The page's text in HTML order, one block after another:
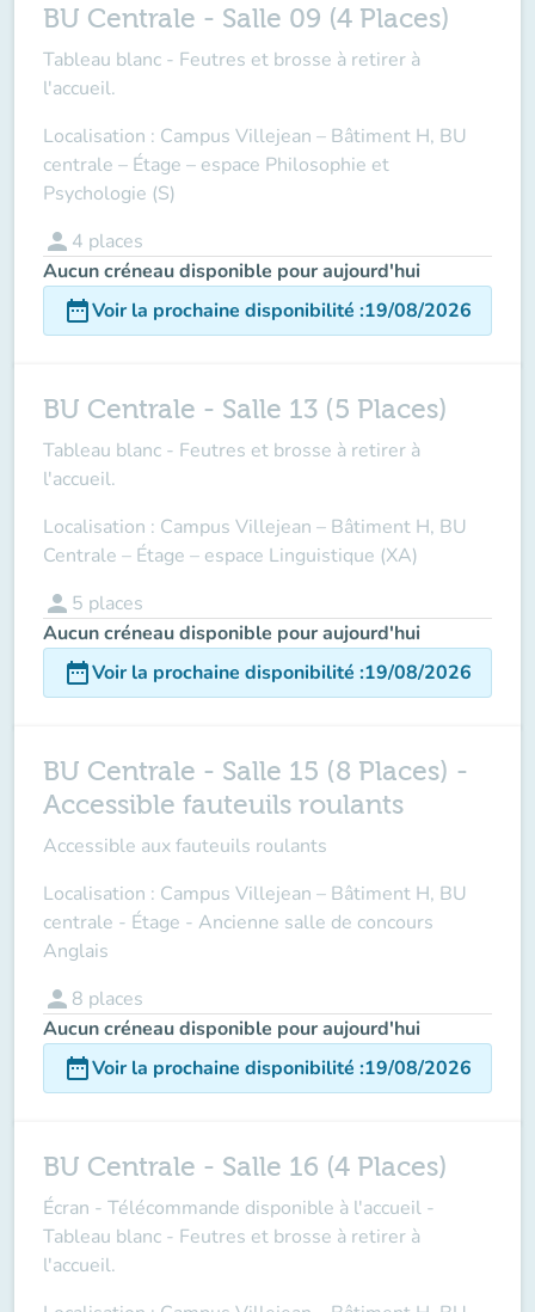
BU Centrale - Salle 09 (4 Places)
Tableau blanc - Feutres et brosse à retirer à
l'accueil.
Localisation : Campus Villejean – Bâtiment H, BU
centrale – Étage – espace Philosophie et
Psychologie (S)
person 4 places
Aucun créneau disponible pour aujourd'hui
date_rangeVoir la prochaine disponibilité :19/08/2026
BU Centrale - Salle 13 (5 Places)
Tableau blanc - Feutres et brosse à retirer à
l'accueil.
Localisation : Campus Villejean – Bâtiment H, BU
Centrale – Étage – espace Linguistique (XA)
person 5 places
Aucun créneau disponible pour aujourd'hui
date_rangeVoir la prochaine disponibilité :19/08/2026
BU Centrale - Salle 15 (8 Places) -
Accessible fauteuils roulants
Accessible aux fauteuils roulants
Localisation : Campus Villejean – Bâtiment H, BU
centrale - Étage - Ancienne salle de concours
Anglais
person 8 places
Aucun créneau disponible pour aujourd'hui
date_rangeVoir la prochaine disponibilité :19/08/2026
BU Centrale - Salle 16 (4 Places)
Écran - Télécommande disponible à l'accueil -
Tableau blanc - Feutres et brosse à retirer à
l'accueil.